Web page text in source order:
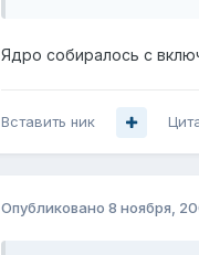
Ядро собиралось с
Вставить ник
Опубликовано 8 ноября,